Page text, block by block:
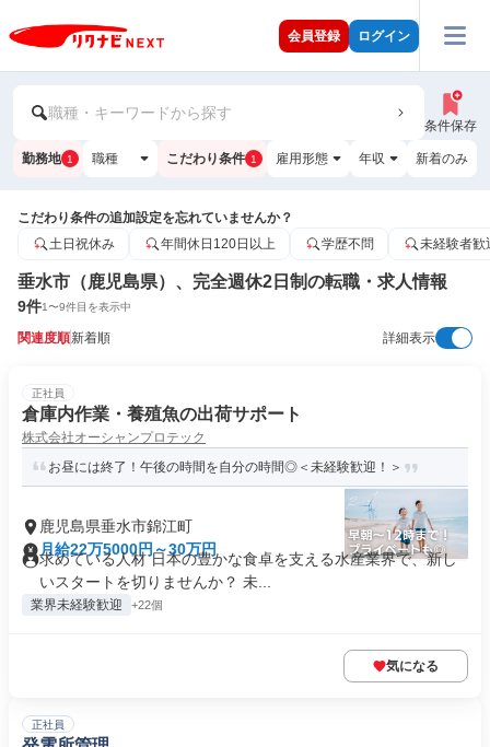
会員登録 ログイン
職種・キーワードから探す
条件保存
勤務地 1 職種 こだわり条件 1 雇用形態 年収 新着のみ
こだわり条件の追加設定を忘れていませんか？
土日祝休み
年間休日120日以上 学歴不問 未経験者歓
垂水市（鹿児島県）、完全週休2日制の転職・求人情報
9件1〜9件目を表示中
関連度順新着順 詳細表示
正社員
倉庫内作業・養殖魚の出荷サポート
株式会社オーシャンプロテック
お昼には終了！午後の時間を自分の時間◎＜未経験歓迎！＞
鹿児島県垂水市錦江町
月給22万5000円～30万円
求めている人材 日本の豊かな食卓を支える水産業界で、新し
いスタートを切りませんか？ 未...
業界未経験歓迎 +22個
気になる
正社員